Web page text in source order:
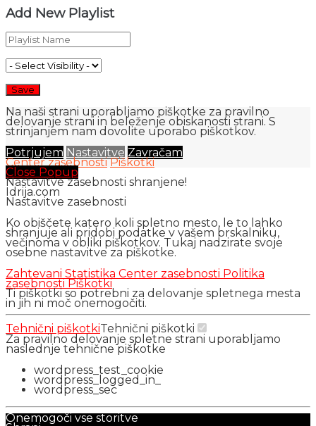
Add New Playlist
Na naši strani uporabljamo piškotke za pravilno
delovanje strani in beleženje obiskanosti strani. S
strinjanjem nam dovolite uporabo piškotkov.
Potrjujem Nastavitve Zavračam
Center zasebnosti Piškotki
Close Popup
Nastavitve zasebnosti shranjene!
Idrija.com
Nastavitve zasebnosti
Ko obiščete katero koli spletno mesto, le to lahko
shranjuje ali pridobi podatke v vašem brskalniku,
večinoma v obliki piškotkov. Tukaj nadzirate svoje
osebne nastavitve za piškotke.
Zahtevani Statistika Center zasebnosti Politika
zasebnosti Piškotki
Ti piškotki so potrebni za delovanje spletnega mesta
in jih ni moč onemogočiti.
Tehnični piškotkiTehnični piškotki
Za pravilno delovanje spletne strani uporabljamo
naslednje tehnične piškotke
wordpress_test_cookie
wordpress_logged_in_
wordpress_sec
Onemogoči vse storitve